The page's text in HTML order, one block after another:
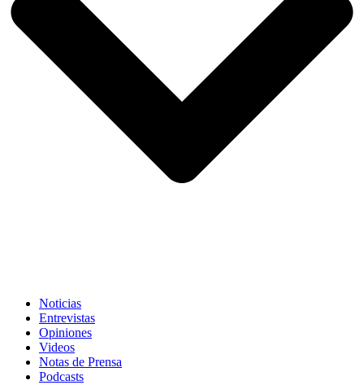
Noticias
Entrevistas
Opiniones
Videos
Notas de Prensa
Podcasts